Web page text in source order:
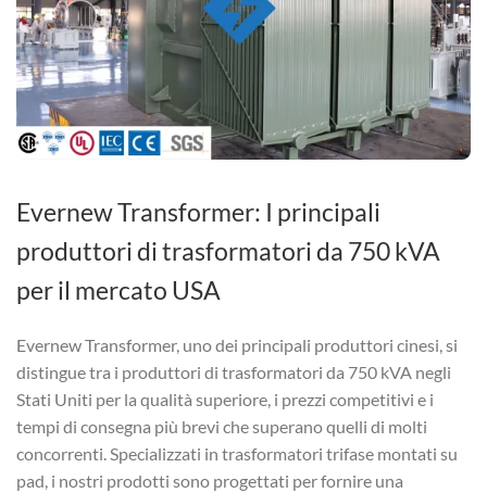
Evernew Transformer: I principali
produttori di trasformatori da 750 kVA
per il mercato USA
Evernew Transformer, uno dei principali produttori cinesi, si
distingue tra i produttori di trasformatori da 750 kVA negli
Stati Uniti per la qualità superiore, i prezzi competitivi e i
tempi di consegna più brevi che superano quelli di molti
concorrenti. Specializzati in trasformatori trifase montati su
pad, i nostri prodotti sono progettati per fornire una